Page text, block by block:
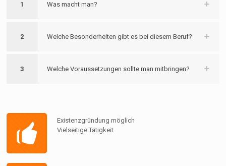
1 Was macht man?
2 Welche Besonderheiten gibt es bei diesem Beruf?
3 Welche Voraussetzungen sollte man mitbringen?
Existenzgründung möglich
Vielseitige Tätigkeit